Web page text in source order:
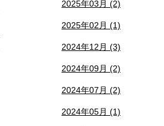
2025年03月 (2)
2025年02月 (1)
2024年12月 (3)
2024年09月 (2)
2024年07月 (2)
2024年05月 (1)